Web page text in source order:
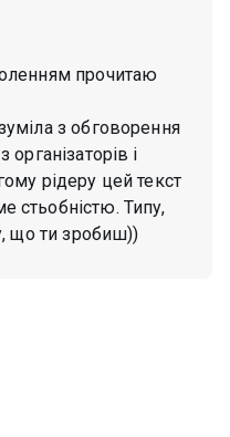
прочитаю
з обговорення
організаторів і
рідеру цей текст
стьобністю. Типу,
що ти зробиш))